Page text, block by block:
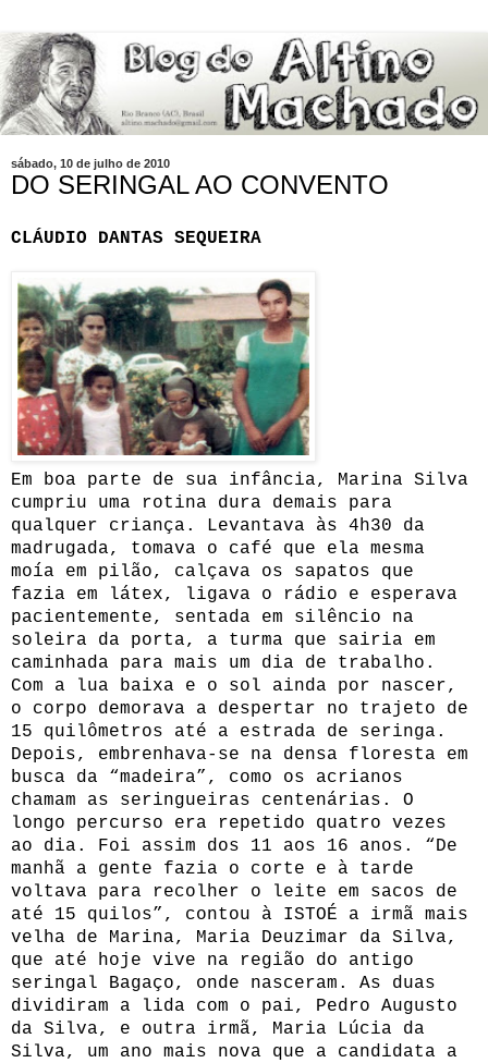
sábado, 10 de julho de 2010
DO SERINGAL AO CONVENTO
CLÁUDIO DANTAS SEQUEIRA
Em boa parte de sua infância, Marina Silva
cumpriu uma rotina dura demais para
qualquer criança. Levantava às 4h30 da
madrugada, tomava o café que ela mesma
moía em pilão, calçava os sapatos que
fazia em látex, ligava o rádio e esperava
pacientemente, sentada em silêncio na
soleira da porta, a turma que sairia em
caminhada para mais um dia de trabalho.
Com a lua baixa e o sol ainda por nascer,
o corpo demorava a despertar no trajeto de
15 quilômetros até a estrada de seringa.
Depois, embrenhava-se na densa floresta em
busca da “madeira”, como os acrianos
chamam as seringueiras centenárias. O
longo percurso era repetido quatro vezes
ao dia. Foi assim dos 11 aos 16 anos. “De
manhã a gente fazia o corte e à tarde
voltava para recolher o leite em sacos de
até 15 quilos”, contou à ISTOÉ a irmã mais
velha de Marina, Maria Deuzimar da Silva,
que até hoje vive na região do antigo
seringal Bagaço, onde nasceram. As duas
dividiram a lida com o pai, Pedro Augusto
da Silva, e outra irmã, Maria Lúcia da
Silva, um ano mais nova que a candidata a